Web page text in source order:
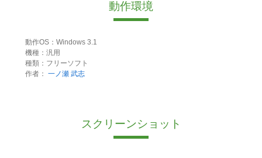
動作環境
動作OS：Windows 3.1
機種：汎用
種類：フリーソフト
作者： 一ノ瀬 武志
スクリーンショット